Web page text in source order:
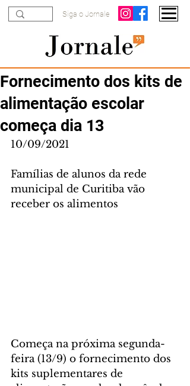
Siga o Jornale
Fornecimento dos kits de
alimentação escolar
começa dia 13
10/09/2021
Famílias de alunos da rede
municipal de Curitiba vão
receber os alimentos
Começa na próxima segunda-
feira (13/9) o fornecimento dos
kits suplementares de